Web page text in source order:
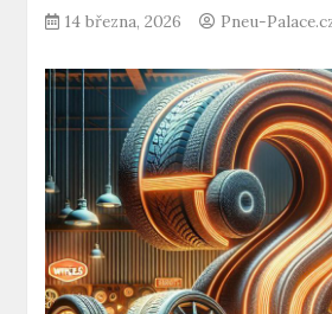
14 března, 2026 Pneu-